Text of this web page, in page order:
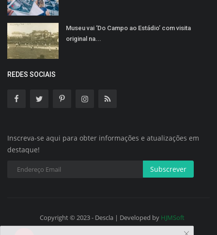
Museu vai ‘Do Campo ao Estádio’ com visita
original na...
REDES SOCIAIS
Inscreva-se aqui para obter informações e atualizações em
destaque!
Subscrever
Copyright © 2023 - Descla | Developed by HJMSoft